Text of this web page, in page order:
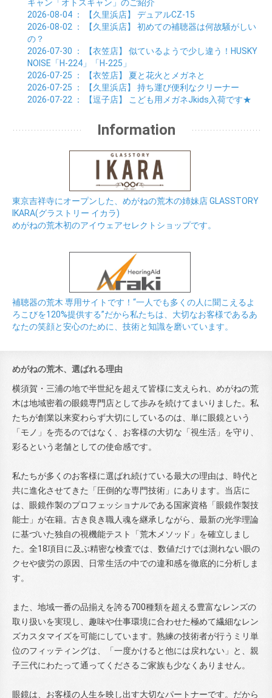
キャン「オトスキャン」のご紹介
2026-08-04 ： 【久里浜店】 デュアルCZ-15
2026-08-02 ： 【久里浜店】 初めての補聴器は何故騒がしい
の？
2026-07-30 ： 【衣笠店】 似ているようで少し違う！HUSKY
NOISE「H-224」「H-225」
2026-07-25 ： 【衣笠店】 夏と花火とメガネと
2026-07-25 ： 【久里浜店】 持ち運び便利なクリーナー
2026-07-22 ： 【逗子店】 こども用メガネJkids入荷です★
Information
東京吉祥寺にオープンした、めがねの荒木の姉妹店 GLASSTORY
IKARA(グラストリー イカラ)
めがねの荒木初のアイウェアセレクトショップです。
補聴器の荒木 専用サイトです！“一人でも多くの人に聞こえるよ
ろこびを120%提供する”だから私たちは、大切なお客様であるあ
なたの笑顔と安心のために、技術と知識を磨いています。
めがねの荒木、選ばれる理由
横須賀・三浦の地で半世紀を超えて皆様に支えられ、めがねの荒
木は地域密着の眼鏡専門店として歩みを続けてまいりました。私
たちが創業以来変わらず大切にしているのは、単に眼鏡という
「モノ」を売るのではなく、お客様の大切な「視生活」を守り、
彩るという老舗としての使命感です。
私たちが多くのお客様に選ばれ続けている最大の理由は、時代と
共に進化させてきた「圧倒的な専門技術」にあります。当店に
は、眼鏡作製のプロフェッショナルである国家資格「眼鏡作製技
能士」が在籍。古き良き職人魂を継承しながら、最新の光学理論
に基づいた独自の視機能テスト「荒木メソッド」を確立しまし
た。全18項目に及ぶ精密な検査では、数値だけでは測れない眼の
クセや疲労の原因、日常生活の中での違和感を徹底的に分析しま
す。
また、地域一番の品揃えを誇る700種類を超える豊富なレンズの
取り扱いを実現し、趣味や仕事環境に合わせた極めて繊細なレン
ズカスタマイズを可能にしています。熟練の技術者が行うミリ単
位のフィッティングは、「一度かけると他には戻れない」と、親
子三代にわたって通ってくださるご家族も少なくありません。
眼鏡は、お客様の人生を映し出す大切なパートナーです。だから